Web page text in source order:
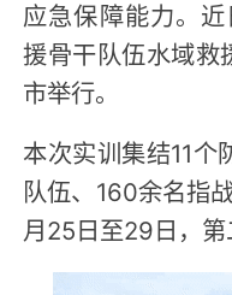
应急保障能力。
援骨干队伍水域救
市举行。
本次实训集结11个
队伍、160余名指
月25日至29日，第